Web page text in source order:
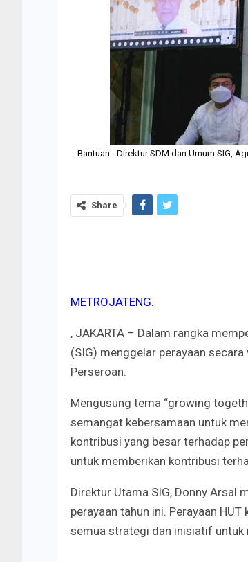
Bantuan - Direktur SDM dan Umum SIG,
Share
METROJATENG.
, JAKARTA – Dalam rangka
(SIG) menggelar perayaan
Perseroan.
Mengusung tema “growing
semangat kebersamaan untuk
kontribusi yang besar terhadap
untuk memberikan kontribusi
Direktur Utama SIG, Donny Arsal
perayaan tahun ini. Perayaan
semua strategi dan inisiatif untuk